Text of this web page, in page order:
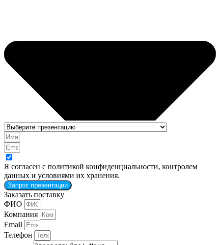
Я согласен с политикой конфиденциальности, контролем
данных и условиями их хранения.
Запрос презентации
Заказать поставку
ФИО
Компания
Email
Телефон